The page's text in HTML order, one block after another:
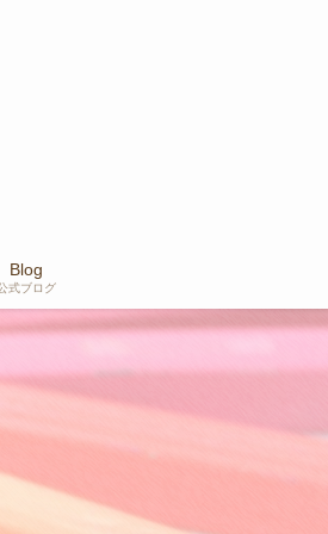
Blog
式ブログ